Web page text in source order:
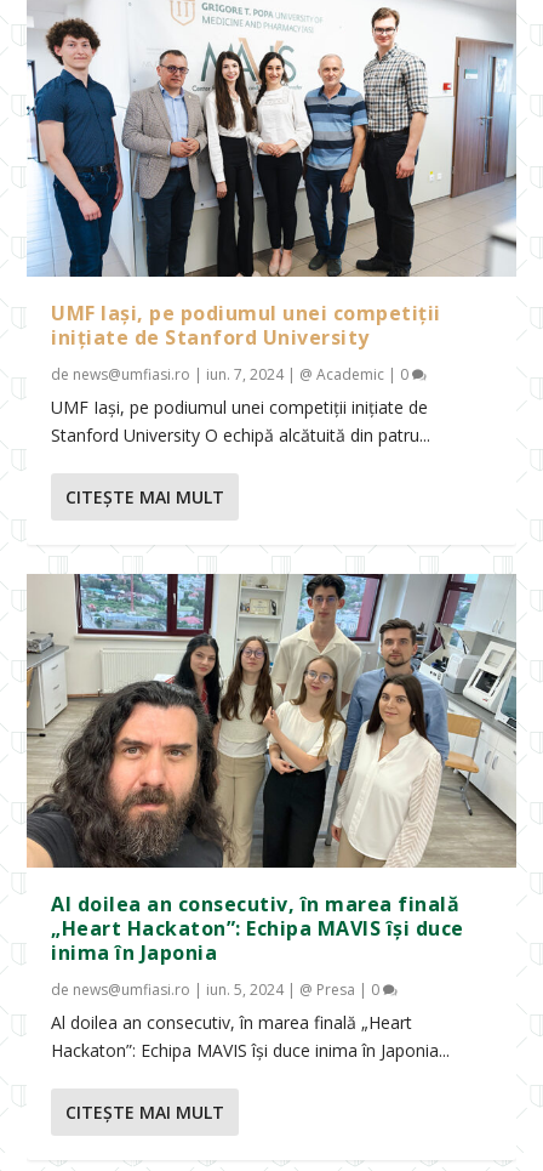
UMF Iași, pe podiumul unei competiții
inițiate de Stanford University
de news@umfiasi.ro | iun. 7, 2024| @ Academic | 0
UMF Iași, pe podiumul unei competiții inițiate de
Stanford University O echipă alcătuită din patru...
CITEŞTE MAI MULT
Al doilea an consecutiv, în marea finală
„Heart Hackaton”: Echipa MAVIS își duce
inima în Japonia
de news@umfiasi.ro | iun. 5, 2024| @ Presa | 0
Al doilea an consecutiv, în marea finală „Heart
Hackaton”: Echipa MAVIS își duce inima în Japonia...
CITEŞTE MAI MULT